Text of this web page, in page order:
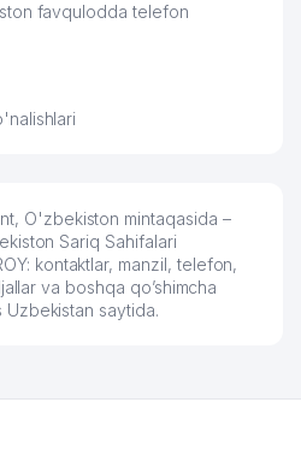
favqulodda telefon
O'zbekiston mintaqasida –
Sariq Sahifalari
kontaktlar, manzil, telefon,
va boshqa qo’shimcha
Uzbekistan saytida.